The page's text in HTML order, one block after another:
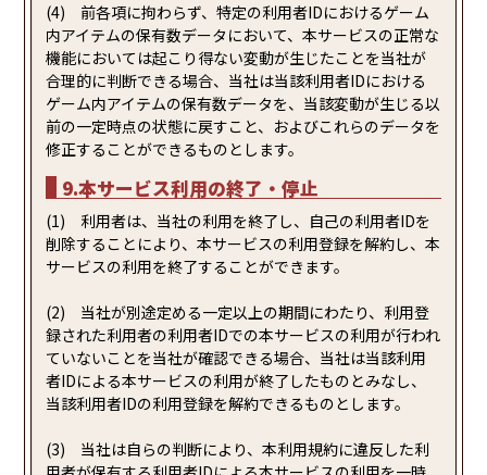
(4) 前各項に拘わらず、特定の利用者IDにおけるゲーム
内アイテムの保有数データにおいて、本サービスの正常な
機能においては起こり得ない変動が生じたことを当社が
合理的に判断できる場合、当社は当該利用者IDにおける
ゲーム内アイテムの保有数データを、当該変動が生じる以
前の一定時点の状態に戻すこと、およびこれらのデータを
修正することができるものとします。
9.本サービス利用の終了・停止
(1) 利用者は、当社の利用を終了し、自己の利用者IDを
削除することにより、本サービスの利用登録を解約し、本
サービスの利用を終了することができます。
(2) 当社が別途定める一定以上の期間にわたり、利用登
録された利用者の利用者IDでの本サービスの利用が行われ
ていないことを当社が確認できる場合、当社は当該利用
者IDによる本サービスの利用が終了したものとみなし、
当該利用者IDの利用登録を解約できるものとします。
(3) 当社は自らの判断により、本利用規約に違反した利